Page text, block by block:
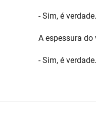
- Sim, é verdade.
A espessura
- Sim, é verdade.